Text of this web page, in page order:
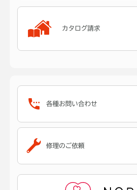
カタログ請求
各種お問い合わせ
修理のご依頼